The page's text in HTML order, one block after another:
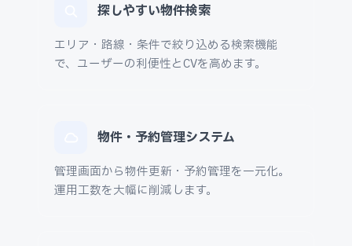
探しやすい物件検索
エリア・路線・条件で絞り込める検索機能
で、ユーザーの利便性とCVを高めます。
物件・予約管理システム
管理画面から物件更新・予約管理を一元化。
運用工数を大幅に削減します。